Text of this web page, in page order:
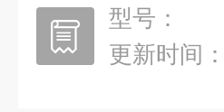
型号：
更新时间：